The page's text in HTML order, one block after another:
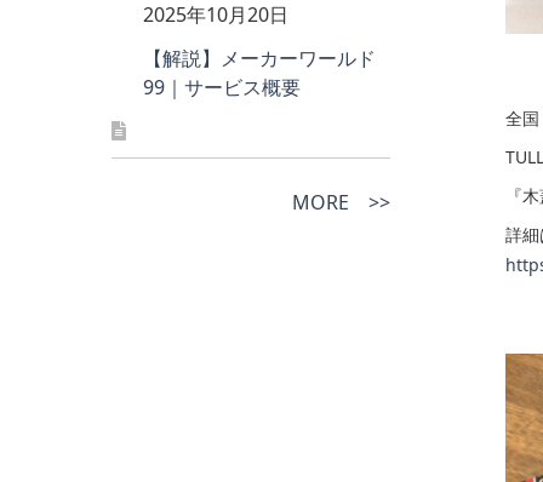
【解説】メーカーワールド
99｜サービス概要
2025年10月20日
MORE >>
全国
『
詳細